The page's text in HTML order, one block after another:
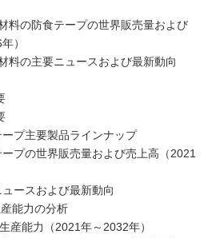
料の防食テープの世界販売量および
）
料の主要ニュースおよび最新動向
プ主要製品ラインナップ
プの世界販売量および売上高（2021
ースおよび最新動向
能力の分析
産能力（2021年～2032年）